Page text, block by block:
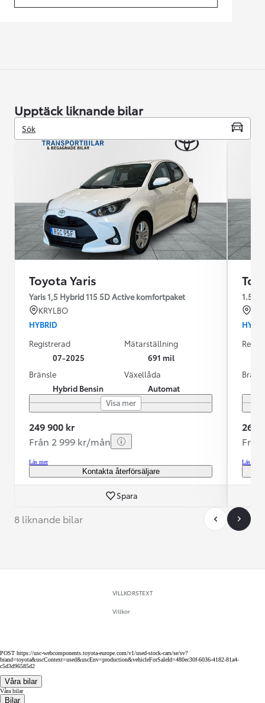
Upptäck liknande bilar
Sök
Toyota Yaris
Yaris 1,5 Hybrid 115 5D Active komfortpaket
KRYLBO
HYBRID
Registrerad
07-2025
Mätarställning
691 mil
Bränsle
Hybrid Bensin
Växellåda
Automat
Visa mer
249 900 kr
Från 2 999 kr/mån
Läs mer
Kontakta återförsäljare
Spara
269
Läs mer
8 liknande bilar
VILLKORSTEXT
Villkor
POST https://usc-webcomponents.toyota-europe.com/v1/used-stock-cars/se/sv?
brand=toyota&uscContext=used&uscEnv=production&vehicleForSaleId=480ec30f-6036-4182-81a4-
c5d3d96585d2
Våra bilar
Våra bilar
Bilar